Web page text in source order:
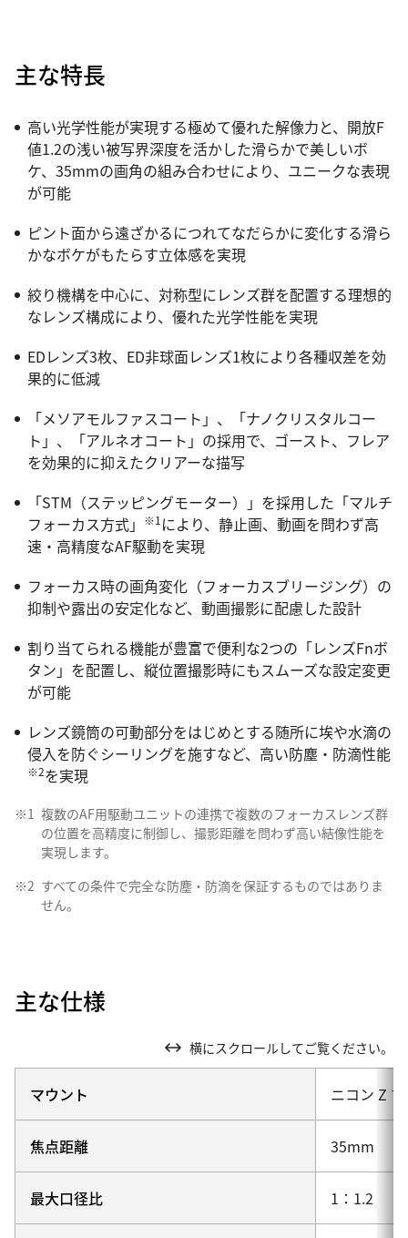
主な特長
高い光学性能が実現する極めて優れた解像力と、開放F
値1.2の浅い被写界深度を活かした滑らかで美しいボ
ケ、35mmの画角の組み合わせにより、ユニークな表現
が可能
ピント面から遠ざかるにつれてなだらかに変化する滑ら
かなボケがもたらす立体感を実現
絞り機構を中心に、対称型にレンズ群を配置する理想的
なレンズ構成により、優れた光学性能を実現
EDレンズ3枚、ED非球面レンズ1枚により各種収差を効
果的に低減
「メソアモルファスコート」、「ナノクリスタルコー
ト」、「アルネオコート」の採用で、ゴースト、フレア
を効果的に抑えたクリアーな描写
「STM（ステッピングモーター）」を採用した「マルチ
フォーカス方式」
※1 により、静止画、動画を問わず高
速・高精度なAF駆動を実現
フォーカス時の画角変化（フォーカスブリージング）の
抑制や露出の安定化など、動画撮影に配慮した設計
割り当てられる機能が豊富で便利な2つの「レンズFnボ
タン」を配置し、縦位置撮影時にもスムーズな設定変更
が可能
レンズ鏡筒の可動部分をはじめとする随所に埃や水滴の
侵入を防ぐシーリングを施すなど、高い防塵・防滴性能
※2を実現
※1 複数のAF用駆動ユニットの連携で複数のフォーカスレンズ群
の位置を高精度に制御し、撮影距離を問わず高い結像性能を
実現します。
※2 すべての条件で完全な防塵・防滴を保証するものではありま
せん。
主な仕様
横にスクロールしてご覧ください。
マウント ニコン Z
焦点距離 35mm
最大口径比 1：1.2